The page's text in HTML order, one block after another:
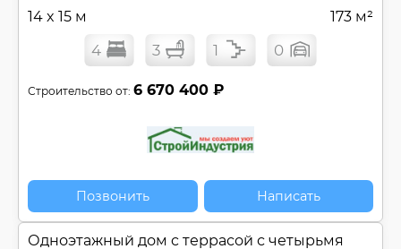
14 x 15 м 173 м²
4 3 1 0
Строительство от: 6 670 400 ₽
Позвонить Написать
Одноэтажный дом c террасой с четырьмя